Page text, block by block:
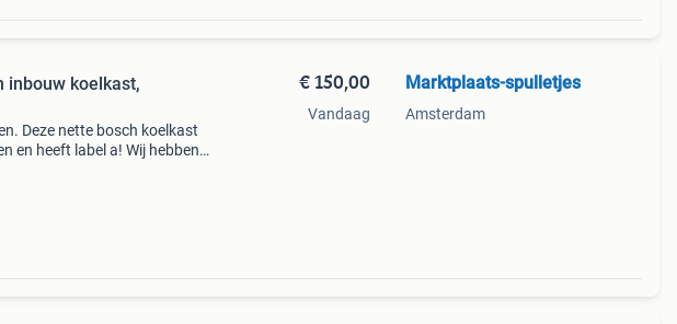
inbouw koelkast,
Deze nette bosch koelkast
en heeft label a! Wij hebben
€ 150,00
Vandaag
Marktplaats-spulletjes
Amsterdam